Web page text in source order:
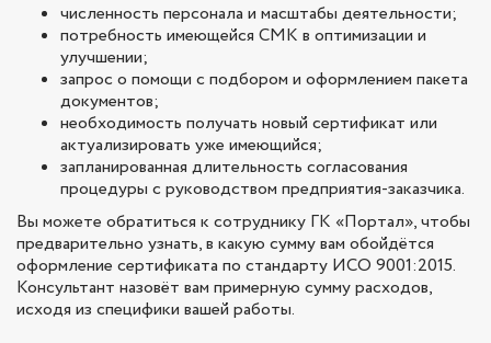
численность персонала и масштабы деятельности;
потребность имеющейся СМК в оптимизации и
улучшении;
запрос о помощи с подбором и оформлением пакета
документов;
необходимость получать новый сертификат или
актуализировать уже имеющийся;
запланированная длительность согласования
процедуры с руководством предприятия-заказчика.
Вы можете обратиться к сотруднику ГК «Портал», чтобы
предварительно узнать, в какую сумму вам обойдётся
оформление сертификата по стандарту ИСО 9001:2015.
Консультант назовёт вам примерную сумму расходов,
исходя из специфики вашей работы.